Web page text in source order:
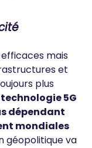
mais
et
plus
5G
dépendant
mondiales
géopolitique va